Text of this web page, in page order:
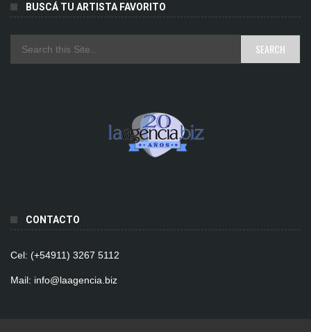
BUSCÁ TU ARTISTA FAVORITO
CONTACTO
Cel: (+54911) 3267 5112
Mail: info@laagencia.biz